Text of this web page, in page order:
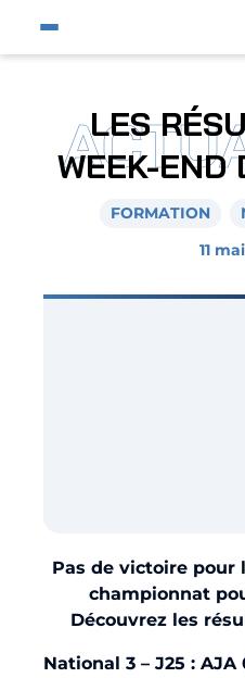
Ouvrir le menu du site
Fermer
Jeunes et féminines
🇨🇳
LES
WEEK-END
FORMATION
11
Pas de victoire pour
championnat
Découvrez les
National 3 – J25 :